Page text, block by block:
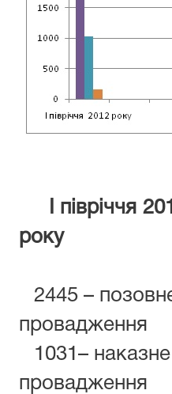
І
року
2445 –
провадження
1031–
провадження